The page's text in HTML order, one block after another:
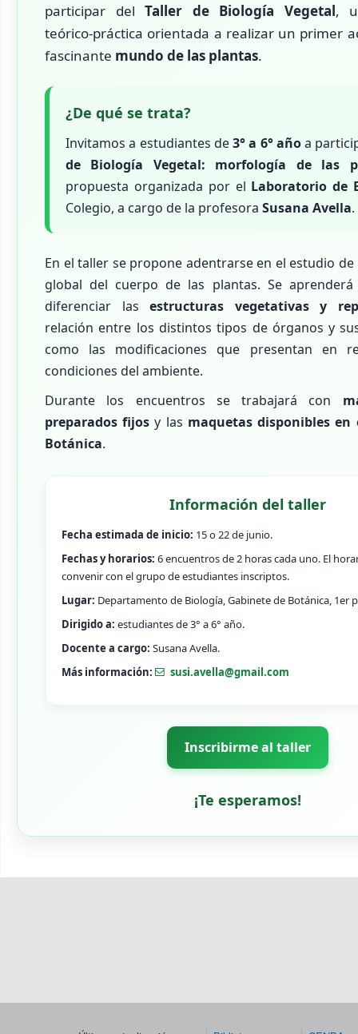
participar delTaller de Biología Vegetal,
teórico-práctica orientada a realizar un primer
fascinante mundo de las plantas.
¿De qué se trata?
Invitamos a estudiantes de3° a 6° añoa
de Biología Vegetal: morfología de las
propuesta organizada por el Laboratorio de
Colegio, a cargo de la profesora Susana Avella.
En el taller se propone adentrarse en el estudio
global del cuerpo de las plantas. Se
diferenciar las estructuras vegetativas y
relación entre los distintos tipos de órganos y
como las modificaciones que presentan en
condiciones del ambiente.
Durante los encuentros se trabajará con
preparados fijos y las maquetas disponibles en
Botánica.
Información del taller
Fecha estimada de inicio: 15 o 22 de junio.
Fechas y horarios: 6 encuentros de 2 horas cada uno. El
convenir con el grupo de estudiantes inscriptos.
Lugar: Departamento de Biología, Gabinete de Botánica, 1er
Dirigido a: estudiantes de 3° a 6° año.
Docente a cargo: Susana Avella.
Más información:
susi.avella@gmail.com
Inscribirme al taller
¡Te esperamos!